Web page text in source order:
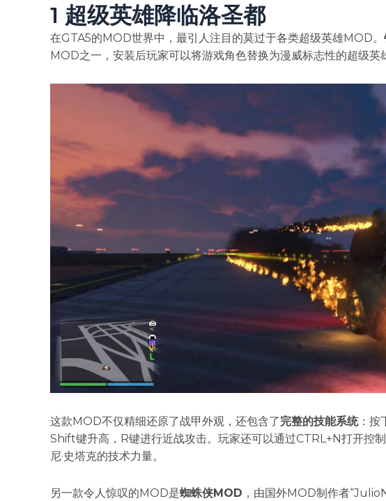
1 超级英雄降临洛圣都
在GTA5的MOD世界中，最引人注目的莫过于各类超级英雄MOD。​
MOD之一，安装后玩家可以将游戏角色替换为漫威标志性的超级英
这款MOD不仅精细还原了战甲外观，还包含了完整的技能系统：按
Shift键升高，R键进行近战攻击。玩家还可以通过CTRL+N打开控
尼·史塔克的技术力量。
另一款令人惊叹的MOD是蜘蛛侠MOD ，由国外MOD制作者